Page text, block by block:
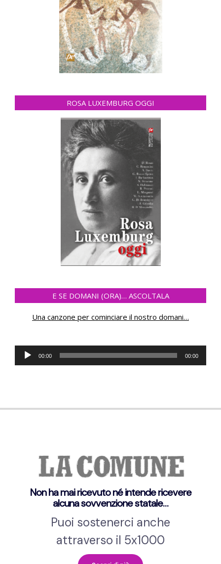
ROSA LUXEMBURG OGGI
E SE DOMANI (ORA)… ASCOLTALA
Una canzone per cominciare il nostro domani…
Audio-
Player
00:00 00:00
Non ha mai ricevuto né intende ricevere
alcuna sovvenzione statale…
Puoi sostenerci anche
attraverso il 5x1000